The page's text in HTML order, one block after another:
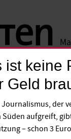
als
ist keine
Geld
Journalismus, der
Süden aufgreift,
– schon 3